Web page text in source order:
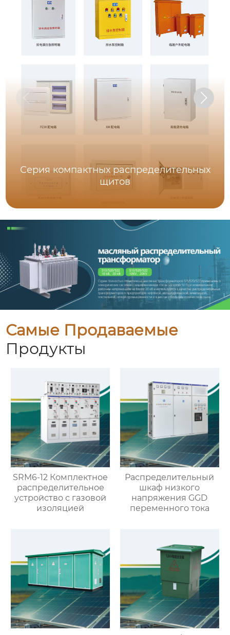
Серия компактных распределительных
щитов
Самые Продаваемые
Продукты
SRM6-12 Комплектное
распределительное
устройство с газовой
изоляцией
Распределительный
шкаф низкого
напряжения GGD
переменного тока